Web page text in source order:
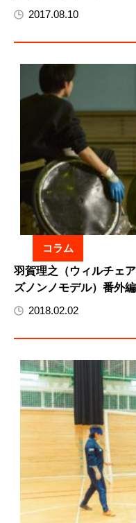
2017.08.10
コラム
羽賀理之（ウィルチェ
ズノンノモデル）番外編
2018.02.02